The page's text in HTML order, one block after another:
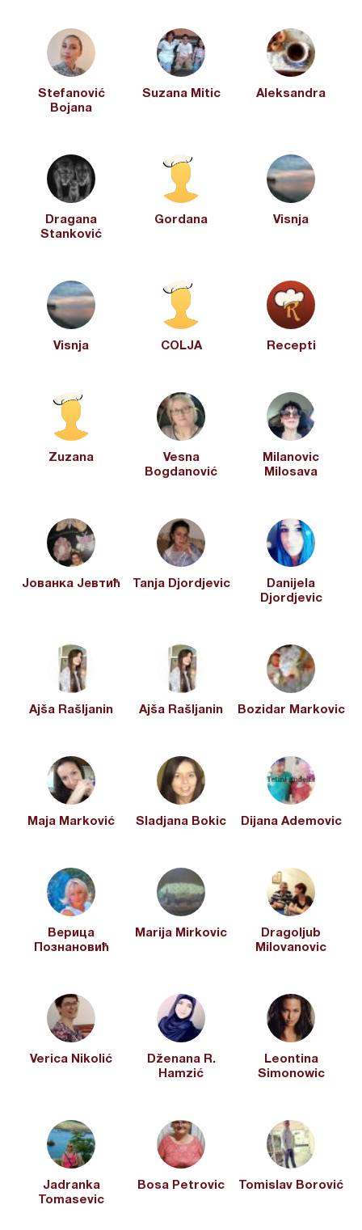
Stefanović
Bojana
Suzana Mitic Aleksandra
Dragana
Stanković
Gordana Visnja
Visnja COLJA Recepti
Zuzana
Vesna
Bogdanović
Milanovic
Milosava
Јованка Јевтић Tanja Djordjevic
Danijela
Djordjevic
Ajša Rašljanin Ajša Rašljanin Bozidar Markovic
Maja Marković Sladjana Bokic Dijana Ademovic
Верица
Познановић
Marija Mirkovic
Dragoljub
Milovanovic
Verica Nikolić
Dženana R.
Hamzić
Leontina
Simonowic
Jadranka
Tomasevic
Bosa Petrovic Tomislav Borović